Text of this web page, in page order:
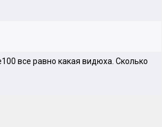
все равно какая видюха. Сколько